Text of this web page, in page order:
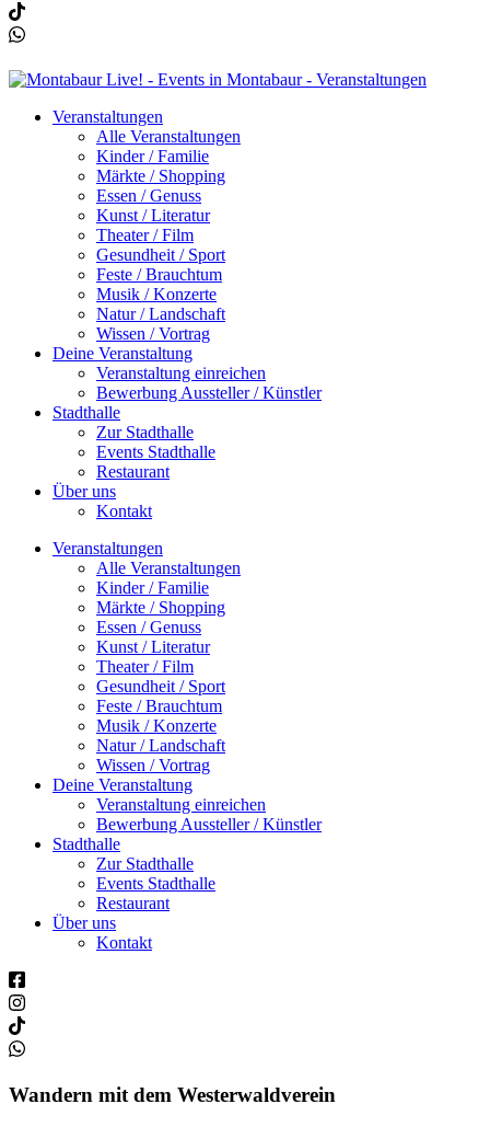
Veranstaltungen
Alle Veranstaltungen
Kinder / Familie
Märkte / Shopping
Essen / Genuss
Kunst / Literatur
Theater / Film
Gesundheit / Sport
Feste / Brauchtum
Musik / Konzerte
Natur / Landschaft
Wissen / Vortrag
Deine Veranstaltung
Veranstaltung einreichen
Bewerbung Aussteller / Künstler
Stadthalle
Zur Stadthalle
Events Stadthalle
Restaurant
Über uns
Kontakt
Veranstaltungen
Alle Veranstaltungen
Kinder / Familie
Märkte / Shopping
Essen / Genuss
Kunst / Literatur
Theater / Film
Gesundheit / Sport
Feste / Brauchtum
Musik / Konzerte
Natur / Landschaft
Wissen / Vortrag
Deine Veranstaltung
Veranstaltung einreichen
Bewerbung Aussteller / Künstler
Stadthalle
Zur Stadthalle
Events Stadthalle
Restaurant
Über uns
Kontakt
Wandern mit dem Westerwaldverein